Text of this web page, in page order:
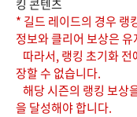
킹 콘텐츠
* 길드 레이드의 경우 랭
정보와 클리어 보상은
따라서, 랭킹 초기화
장할 수 없습니다.
해당 시즌의 랭킹 보상
을 달성해야 합니다.